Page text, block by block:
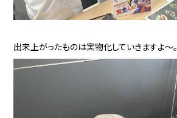
出来上がったものは実物化していきますよ～。